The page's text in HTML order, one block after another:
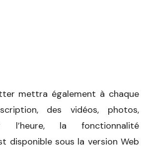
mettra également à chaque
des vidéos, photos,
l’heure, la fonctionnalité
disponible sous la version Web